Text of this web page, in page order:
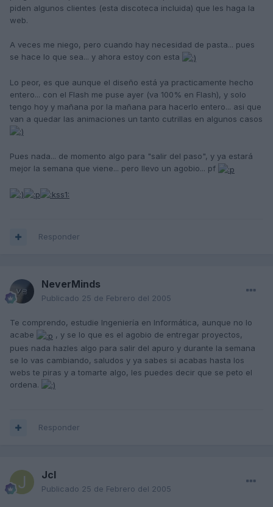
piden algunos clientes (esta discoteca incluida) que les haga la
web.
A veces me niego, pero cuando hay necesidad de pasta... pues
se hace lo que sea... y ahora estoy con esta
Lo peor, es que aunque el diseño está ya practicamente hecho
entero... con el Flash me puse ayer (va 100% en Flash), y solo
tengo hoy y mañana por la mañana para hacerlo entero... asi que
van a quedar las animaciones un tanto cutrillas en algunos casos
Pues nada... de momento algo para "salir del paso", y ya estará
mejor la semana que viene... pero llevo un agobio... pf
Responder
NeverMinds
Publicado 25 de Febrero del 2005
Te comprendo, estudie Ingeniería en Informática, aunque no lo
acabe
, y se lo que es el agobio de entregar proyectos,
pues nada hazles algo para salir del apuro y durante la semana
se lo vas cambiando, saludos y ya sabes si acabas hasta los
webs te piras y a tomarte algo, les puedes decir que se peto el
ordena.
Responder
Jcl
Publicado 25 de Febrero del 2005